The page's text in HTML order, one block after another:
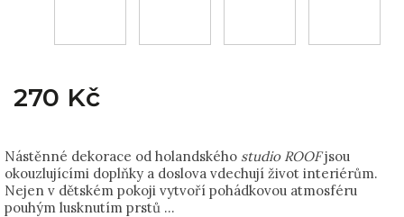
270 Kč
Nástěnné dekorace od holandského studio ROOFjsou
okouzlujícími doplňky a doslova vdechují život interiérům.
Nejen v dětském pokoji vytvoří pohádkovou atmosféru
pouhým lusknutím prstů …